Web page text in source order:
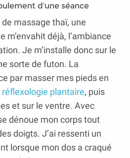
d’une séance
massage thaï, une
m’envahit déjà, l’ambiance
Je m’installe donc sur le
sorte de futon. La
par masser mes pieds en
réflexologie plantaire, puis
et sur le ventre. Avec
dénoue mon corps tout
doigts. J’ai ressenti un
lorsque mon dos a craqué